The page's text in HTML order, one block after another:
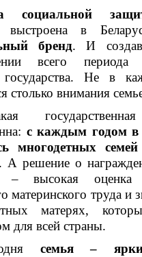
социальной
выстроена в
бренд. И
всего периода
Не в
столько внимания
с каждым годом в
многодетных семей
. А решение о
– высокая оценка
материнского труда и
матерях,
для всей страны.
семья –